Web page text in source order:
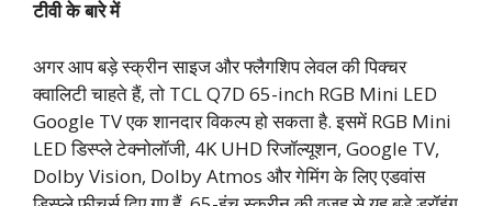
टीवी के बारे में
अगर आप बड़े स्क्रीन साइज और फ्लैगशिप लेवल की पिक्चर
क्वालिटी चाहते हैं, तो TCL Q7D 65-inch RGB Mini LED
Google TV एक शानदार विकल्प हो सकता है. इसमें RGB Mini
LED डिस्प्ले टेक्नोलॉजी, 4K UHD रिजॉल्यूशन, Google TV,
Dolby Vision, Dolby Atmos और गेमिंग के लिए एडवांस